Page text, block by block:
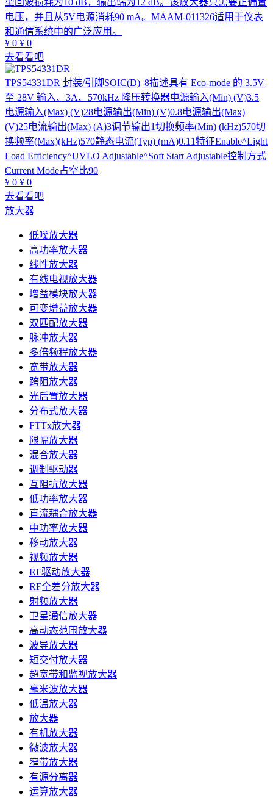
型回波损耗为10 dB，输出端为12 dB。该放大器只需要正偏置
电压，并且从5V电源消耗90 mA。MAAM-011326适用于仪表
和通信系统中的广泛应用。
¥ 0 ¥ 0
去看看吧
TPS54331DR 封装/引脚SOIC(D)| 8描述具有 Eco-mode 的 3.5V
至 28V 输入、3A、570kHz 降压转换器电源输入(Min) (V)3.5
电源输入(Max) (V)28电源输出(Min) (V)0.8电源输出(Max)
(V)25电流输出(Max) (A)3调节输出1切换频率(Min) (kHz)570切
换频率(Max)(kHz)570静态电流(Typ) (mA)0.11特征Enable^Light
Load Efficiency^UVLO Adjustable^Soft Start Adjustable控制方式
Current Mode占空比90
¥ 0 ¥ 0
去看看吧
放大器
低噪放大器
高功率放大器
线性放大器
有线电视放大器
增益模块放大器
可变增益放大器
双匹配放大器
脉冲放大器
多倍频程放大器
宽带放大器
跨阻放大器
光后置放大器
分布式放大器
FTTx放大器
限幅放大器
混合放大器
调制驱动器
互阻抗放大器
低功率放大器
直流耦合放大器
中功率放大器
移动放大器
视频放大器
RF驱动放大器
RF全差分放大器
射频放大器
卫星通信放大器
高动态范围放大器
波导放大器
短交付放大器
超宽带和监视放大器
毫米波放大器
低温放大器
放大器
有机放大器
微波放大器
窄带放大器
有源分离器
运算放大器